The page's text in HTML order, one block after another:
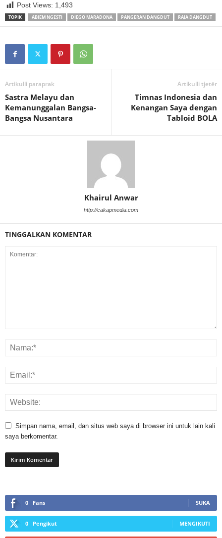
Post Views: 1,493
TOPIK ABIEM NGESTI DIEGO MARADONA PANGERAN DANGDUT RAJA DANGDUT
Artikulli paraprak
Sastra Melayu dan
Kemanunggalan Bangsa-
Bangsa Nusantara
Artikulli tjetër
Timnas Indonesia dan
Kenangan Saya dengan
Tabloid BOLA
Khairul Anwar
http://cakapmedia.com
TINGGALKAN KOMENTAR
Simpan nama, email, dan situs web saya di browser ini untuk lain kali
saya berkomentar.
0 Fans SUKA
0 Pengikut MENGIKUTI